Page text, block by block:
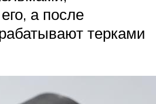
а после
терками